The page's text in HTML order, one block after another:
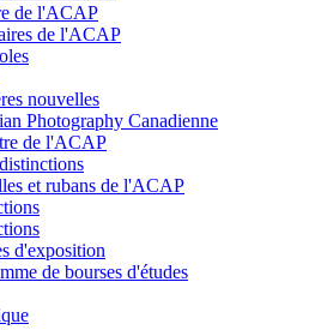
de l'ACAP
de l'ACAP
nouvelles
Photography Canadienne
de l'ACAP
et rubans de l'ACAP
d'exposition
de bourses d'études